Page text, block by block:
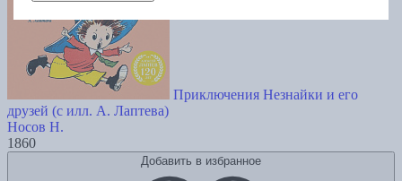
Приключения Незнайки и его
друзей (с илл. А. Лаптева)
Носов Н.
1860
Добавить в избранное